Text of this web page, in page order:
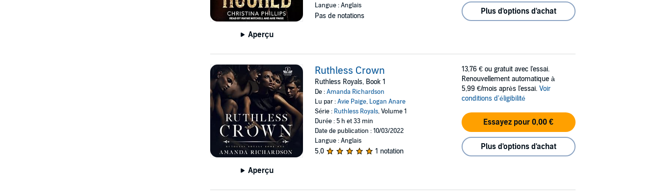
Aperçu
Langue : Anglais
Pas de notations Plus d'options d'achat
Aperçu
Ruthless Crown
Ruthless Royals, Book 1
De :Amanda Richardson
Lu par :Avie Paige, Logan Anare
Série : Ruthless Royals, Volume 1
Durée : 5 h et 33 min
Date de publication : 10/03/2022
Langue : Anglais
5,0 1 notation
13,76 € ou gratuit avec l'essai.
Renouvellement automatique à
5,99 €/mois après l'essai. Voir
conditions d'éligibilité
Essayez pour 0,00 €
Plus d'options d'achat